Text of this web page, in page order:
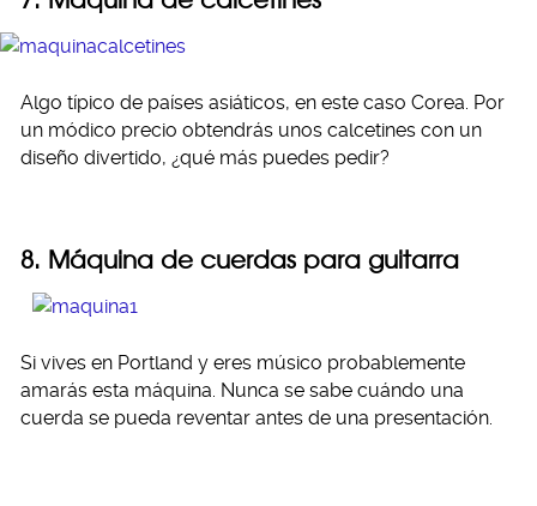
Algo típico de países asiáticos, en este caso Corea. Por
un módico precio obtendrás unos calcetines con un
diseño divertido, ¿qué más puedes pedir?
8. Máquina de cuerdas para guitarra
Si vives en Portland y eres músico probablemente
amarás esta máquina. Nunca se sabe cuándo una
cuerda se pueda reventar antes de una presentación.